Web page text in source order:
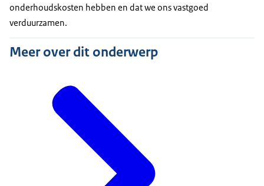
onderhoudskosten hebben en dat we ons vastgoed
verduurzamen.
Meer over dit onderwerp